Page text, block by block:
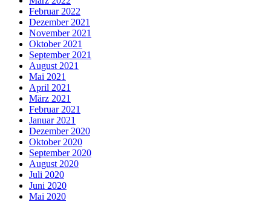
Februar 2022
Dezember 2021
November 2021
Oktober 2021
September 2021
August 2021
Mai 2021
April 2021
März 2021
Februar 2021
Januar 2021
Dezember 2020
Oktober 2020
September 2020
August 2020
Juli 2020
Juni 2020
Mai 2020